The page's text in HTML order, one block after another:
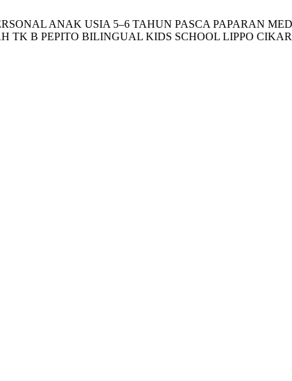
ANAK USIA 5–6 TAHUN PASCA PAPARAN
TK B PEPITO BILINGUAL KIDS SCHOOL LIPPO